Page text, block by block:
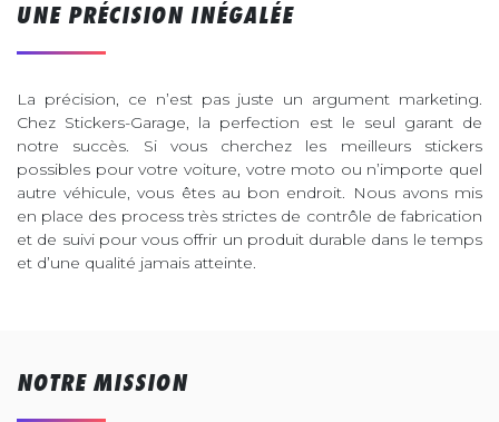
UNE PRÉCISION INÉGALÉE
La précision, ce n’est pas juste un argument marketing.
Chez Stickers-Garage, la perfection est le seul garant de
notre succès. Si vous cherchez les meilleurs stickers
possibles pour votre voiture, votre moto ou n’importe quel
autre véhicule, vous êtes au bon endroit. Nous avons mis
en place des process très strictes de contrôle de fabrication
et de suivi pour vous offrir un produit durable dans le temps
et d’une qualité jamais atteinte.
NOTRE MISSION